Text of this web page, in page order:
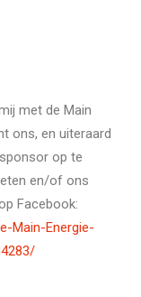
met de Main
ons, en uiteraard
op te
en/of ons
Facebook:
Main-Energie-